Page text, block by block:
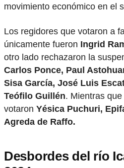
movimiento económico en el
Los regidores que votaron a
únicamente fueron Ingrid
otro lado rechazaron la
Carlos Ponce, Paul
Sisa García, José Luis
Teófilo Guillén. Mientras
votaron Yésica Puchuri,
Agreda de Raffo.
Desbordes del río